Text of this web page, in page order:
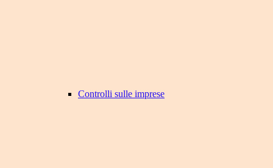
Controlli sulle imprese